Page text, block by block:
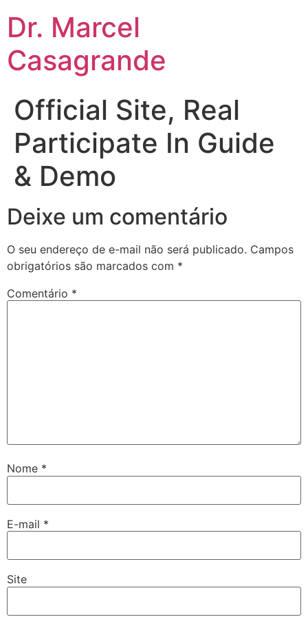
Dr. Marcel
Casagrande
Official Site, Real
Participate In Guide
& Demo
Deixe um comentário
O seu endereço de e-mail não será publicado. Campos
obrigatórios são marcados com *
Comentário *
Nome *
E-mail *
Site